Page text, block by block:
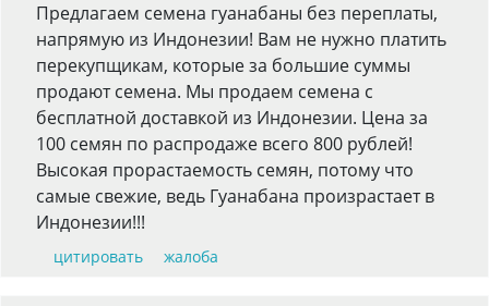
Предлагаем семена гуанабаны без переплаты,
напрямую из Индонезии! Вам не нужно платить
перекупщикам, которые за большие суммы
продают семена. Мы продаем семена с
бесплатной доставкой из Индонезии. Цена за
100 семян по распродаже всего 800 рублей!
Высокая прорастаемость семян, потому что
самые свежие, ведь Гуанабана произрастает в
Индонезии!!!
цитировать жалоба